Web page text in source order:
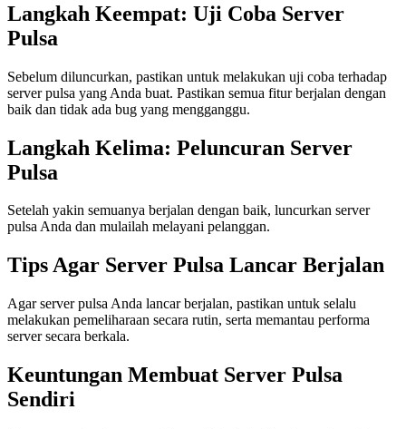
Langkah Keempat: Uji Coba Server
Pulsa
Sebelum diluncurkan, pastikan untuk melakukan uji coba terhadap
server pulsa yang Anda buat. Pastikan semua fitur berjalan dengan
baik dan tidak ada bug yang mengganggu.
Langkah Kelima: Peluncuran Server
Pulsa
Setelah yakin semuanya berjalan dengan baik, luncurkan server
pulsa Anda dan mulailah melayani pelanggan.
Tips Agar Server Pulsa Lancar Berjalan
Agar server pulsa Anda lancar berjalan, pastikan untuk selalu
melakukan pemeliharaan secara rutin, serta memantau performa
server secara berkala.
Keuntungan Membuat Server Pulsa
Sendiri